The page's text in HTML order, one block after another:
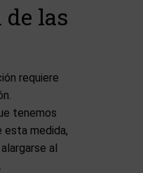
las
requiere
tenemos
medida,
al